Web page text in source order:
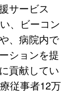
サービス
、ビーコン
、病院内で
ションを提
貢献してい
従事者12万